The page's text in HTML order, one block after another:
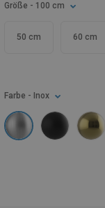
Größe - 100 cm
50 cm 60 cm
Farbe - Inox